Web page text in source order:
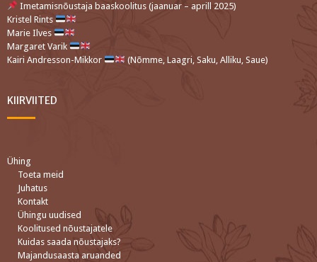
Imetamisnõustaja baaskoolitus (jaanuar – aprill 2025)
Kristel Rints
Marie Ilves
Margaret Varik
Kairi Andresson-Mikkor
(Nõmme, Laagri, Saku, Alliku, Saue)
KIIRVIITED
Ühing
Toeta meid
Juhatus
Kontakt
Ühingu uudised
Koolitused nõustajatele
Kuidas saada nõustajaks?
Majandusaasta aruanded